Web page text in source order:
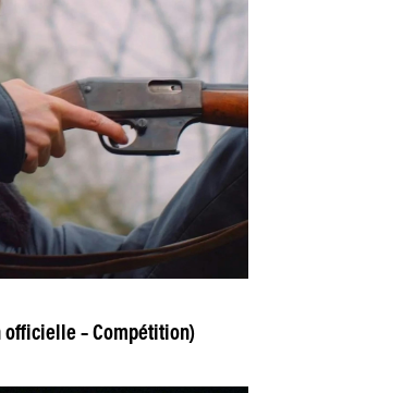
officielle – Compétition)